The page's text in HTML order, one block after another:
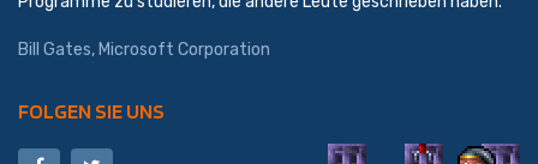
Bill Gates, Microsoft Corporation
FOLGEN SIE UNS